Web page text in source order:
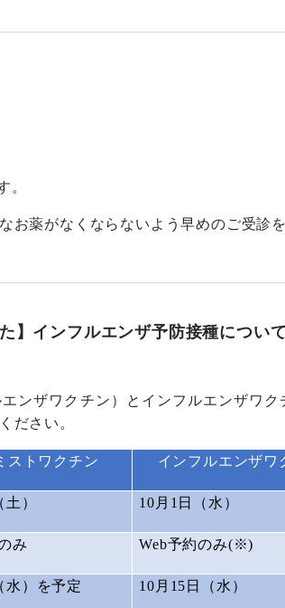
。
お薬がなくならないよう早めのご受診
】インフルエンザ予防接種について
ンザワクチン）とインフルエンザワ
ださい。
ストワクチン インフルエンザワ
土） 10 月 1 日（水）
み Web予約のみ(※)
水）を予定 10 月 15 日（水）